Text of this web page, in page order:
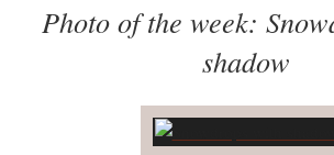
Photo of the week:
shadow